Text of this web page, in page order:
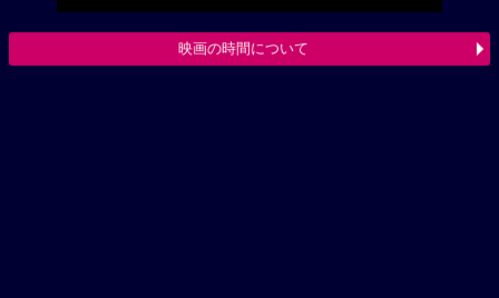
映画の時間について